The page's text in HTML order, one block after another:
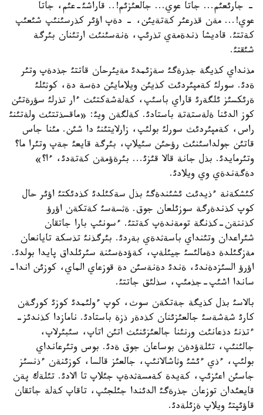
- جارئعئم... جاتا عوي... جالعئزئم!.. قاراشئ-عئم، جاتا
عوي!... مةن قذرعئر كةتةيئن، - دةپ اؤئر كذرسئنئپ شئعئپ
كةتتئ. قاديشا ذندةمةي تذرئپ، ةنةسئنئث ارتئنان بئرگة
شئقتئ.
مذنداي كذيگة جذرةگئ سةزئمدئ مةيئرحان قاتتئ جذدةپ وتئر
ةدئ. سورلئ كةمپئردئث كذيئن ويلامايئن دةسة دة، كوثئلئ
ةرئكسئز ئلگةرئ قاراي باسئپ، كةلةشةكتئث ءار تذرلئ سؤرةتئن
كوز الدئنا ةلةستةتة باستادئ. كةلگةن ويئ: «ماقسذتتئث ولةتئنئ
راس، كةمپئردئث سورلئ بولئپ، زارلايتئنئ دا شئن. مئنا جاس
قاتئن جولداسئنئث رؤحئن سئيلاپ، بئرگة قايعئ جةپ وتئرا ما؟
وتئرمايدئ. بذل جانة قالا قئزئ... بئرةؤمةن كةتةدئ، ءا؟»
دةگةندةي وي ويلادئ.
كئشكةنة ءذيدئث ئشئندةگئ بذل سةكئلدئ كذدئكتئ اؤئر حال
كوپ كذندةرگة سوزئلعان جوق. ةثسةسئ كةتكةن اؤرؤ
كذننةن-كذنگة تومةندةپ كةتتئ. ءسونئپ بارا جاتقان
شئراعدان وتئنداي باسةثدةي بةردئ. بئرگذنئ تذسكة تايانعان
مةزگئلدة دةمالئسئ جيئلةپ، كةؤدةسئنة سئرئلداق پايدا بولدئ.
اؤرؤ السئزدةندئ، ةندئ دةنةسئن دة قوزعاي الماي، كوزئن اندا-
ساندا اشئپ-جذمئپ، سذلئق جاتتئ.
بالاسئ بذل كذيگة جةتكةن سوث، كوپ ءولئمدئ كوزئ كورگةن
كارئ شةشةسئ جالعئزئنان كذدةر ذزة باستادئ. نامازدا كذندئز-
ءتذنئ دذعانئث ورنئنا جالعئزئنئث اتئن اتاپ، سئبئرلاپ،
جالئنئپ، تئلةؤدةن بوساعان جوق ةدئ. بوس وتئرعانداي
بولئپ، ءذي ءئشئ وثاشالانئپ، جالعئز قالسا، كوزئنةن ءذنسئز
جاسئن اعئزئپ، كةيدة كةمسةثدةپ جئلاپ تا الادئ. تئلةك پةن
قايعئدان توزعان جذرةگئ الدئندا جئلجئپ، تاقاپ كةلة جاتقان
قاؤئپتئ ويلاپ ةزئلةدئ.